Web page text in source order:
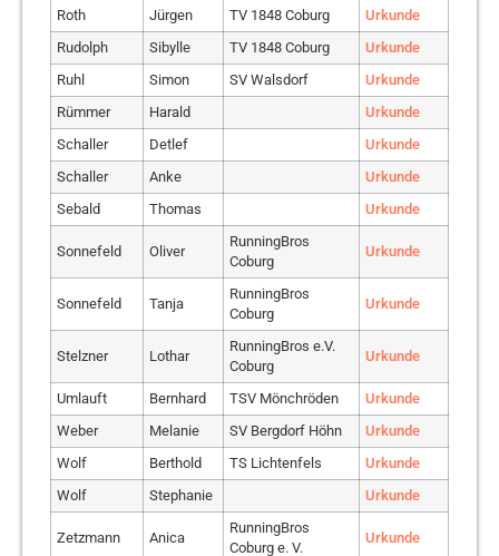
Roth Jürgen TV 1848 Coburg
Urkunde
Rudolph
Sibylle TV 1848 Coburg
Urkunde
Ruhl
Simon SV Walsdorf
Urkunde
Rümmer
Harald
Urkunde
Schaller
Detlef
Urkunde
Schaller
Anke
Urkunde
Sebald
Thomas Urkunde
Sonnefeld Oliver
RunningBros
Coburg
Urkunde
Sonnefeld Tanja
RunningBros
Coburg
Urkunde
Stelzner Lothar
RunningBros e.V.
Coburg
Urkunde
Umlauft Bernhard TSV Mönchröden
Urkunde
Weber
Melanie SV Bergdorf Höhn
Urkunde
Wolf
Berthold TS Lichtenfels
Urkunde
Wolf
Stephanie Urkunde
Zetzmann Anica
RunningBros
Coburg e. V.
Urkunde
Neubauer
Lea Keiner
Urkunde
Neumann
Jens
Urkunde
Ossa
Matthias Team HÜÄH
Urkunde
Pfeufer
Frank Urkunde
Popp Claus Urkunde
Raithel Annalena
Urkunde
SpVgg Ebing
RunningBro’s Coburg
Rippstein
Simon 1. FC Rentweinsdorf Urkunde
DJK Teutonia
Gaustadt
Scheler Michael
Urkunde
Scholz
Stefanie TV 1848 Coburg
Urkunde
Schreiner
Heiko
Urkunde
Schreiner
Julian SV 1921 Weidach
Urkunde
Schultheiß
Tom Team HÜÄH
Urkunde
Sollmann
Claudia TV 1848 Coburg Urkunde